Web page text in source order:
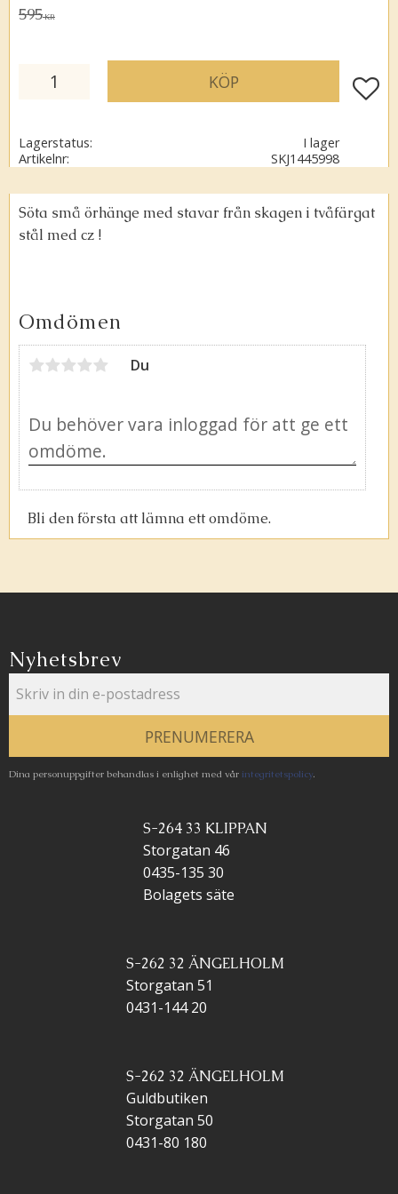
Ordinarie pris:
595KR
KÖP Lägg
Lagerstatus
I lager
Artikelnr
SKJ1445998
Söta små örhänge med stavar från skagen i tvåfärgat
stål med cz !
Omdömen
Du
Bli den första att lämna ett omdöme.
Nyhetsbrev
PRENUMERERA
Dina personuppgifter behandlas i enlighet med vår integritetspolicy.
S-264 33 KLIPPAN
Storgatan 46
0435-135 30
Bolagets säte
S-262 32 ÄNGELHOLM
Storgatan 51
0431-144 20
S-262 32 ÄNGELHOLM
Guldbutiken
Storgatan 50
0431-80 180